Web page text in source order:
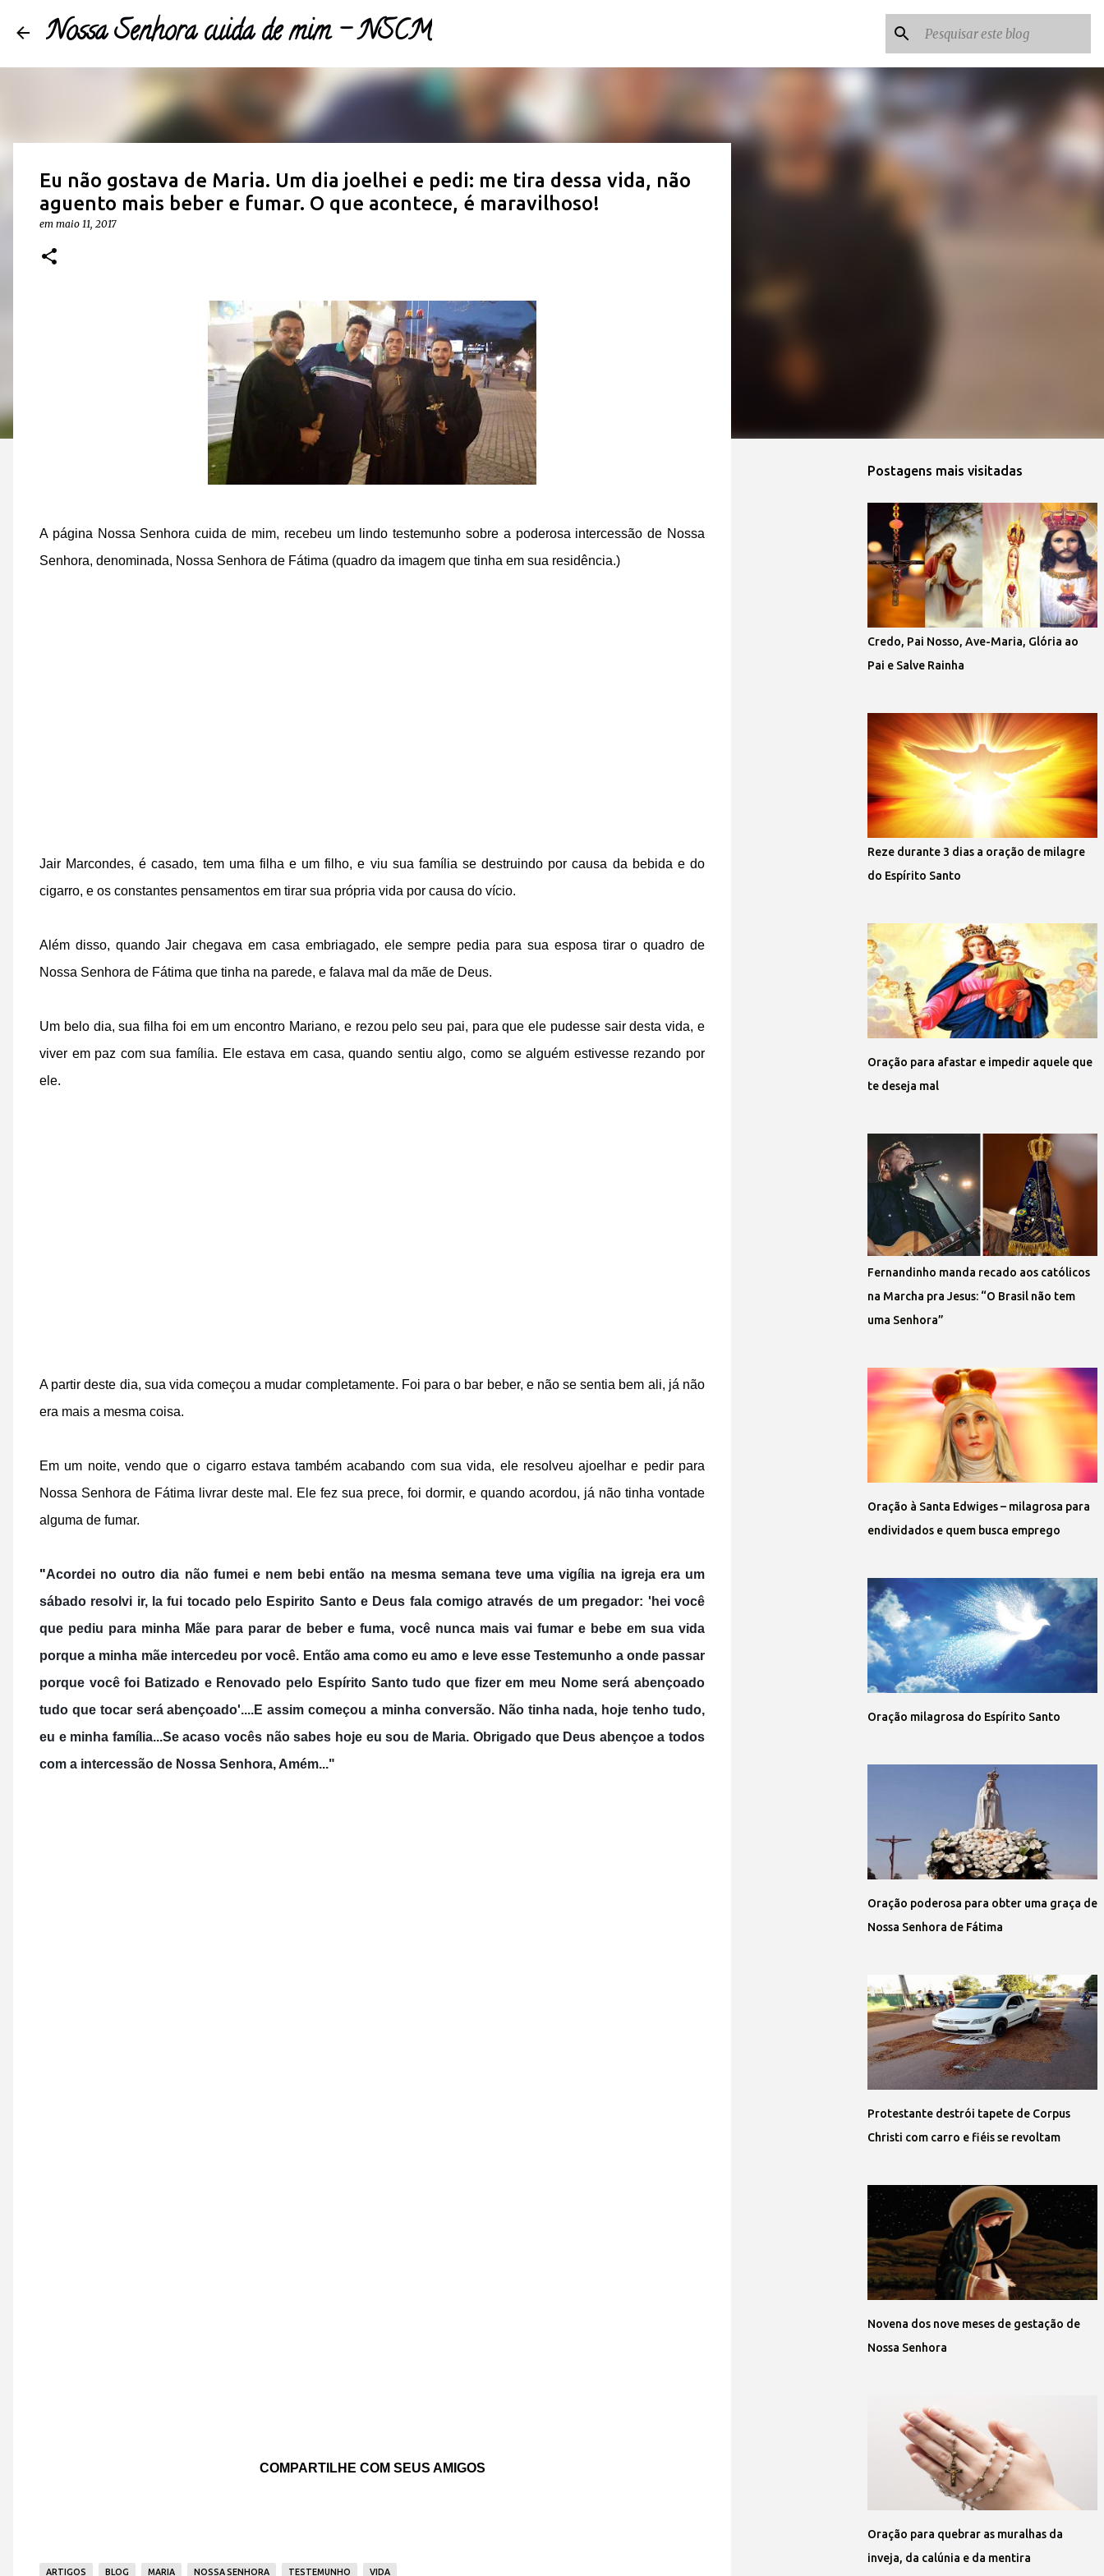
Nossa Senhora cuida de mim - NSCM
Eu não gostava de Maria. Um dia joelhei e pedi: me tira dessa vida, não
aguento mais beber e fumar. O que acontece, é maravilhoso!
em maio 11, 2017
A página Nossa Senhora cuida de mim, recebeu um lindo testemunho sobre a poderosa intercessão de Nossa
Senhora, denominada, Nossa Senhora de Fátima (quadro da imagem que tinha em sua residência.)
Jair Marcondes, é casado, tem uma filha e um filho, e viu sua família se destruindo por causa da bebida e do
cigarro, e os constantes pensamentos em tirar sua própria vida por causa do vício.
Além disso, quando Jair chegava em casa embriagado, ele sempre pedia para sua esposa tirar o quadro de
Nossa Senhora de Fátima que tinha na parede, e falava mal da mãe de Deus.
Um belo dia, sua filha foi em um encontro Mariano, e rezou pelo seu pai, para que ele pudesse sair desta vida, e
viver em paz com sua família. Ele estava em casa, quando sentiu algo, como se alguém estivesse rezando por
ele.
A partir deste dia, sua vida começou a mudar completamente. Foi para o bar beber, e não se sentia bem ali, já não
era mais a mesma coisa.
Em um noite, vendo que o cigarro estava também acabando com sua vida, ele resolveu ajoelhar e pedir para
Nossa Senhora de Fátima livrar deste mal. Ele fez sua prece, foi dormir, e quando acordou, já não tinha vontade
alguma de fumar.
"Acordei no outro dia não fumei e nem bebi então na mesma semana teve uma vigília na igreja era um
sábado resolvi ir, la fui tocado pelo Espirito Santo e Deus fala comigo através de um pregador: 'hei você
que pediu para minha Mãe para parar de beber e fuma, você nunca mais vai fumar e bebe em sua vida
porque a minha mãe intercedeu por você. Então ama como eu amo e leve esse Testemunho a onde passar
porque você foi Batizado e Renovado pelo Espírito Santo tudo que fizer em meu Nome será abençoado
tudo que tocar será abençoado'....E assim começou a minha conversão. Não tinha nada, hoje tenho tudo,
eu e minha família...Se acaso vocês não sabes hoje eu sou de Maria. Obrigado que Deus abençoe a todos
com a intercessão de Nossa Senhora, Amém..."
COMPARTILHE COM SEUS AMIGOS
ARTIGOS BLOG MARIA NOSSA SENHORA TESTEMUNHO VIDA
Postagens mais visitadas
Credo, Pai Nosso, Ave-Maria, Glória ao
Pai e Salve Rainha
Reze durante 3 dias a oração de milagre
do Espírito Santo
Oração para afastar e impedir aquele que
te deseja mal
Fernandinho manda recado aos católicos
na Marcha pra Jesus: “O Brasil não tem
uma Senhora”
Oração à Santa Edwiges – milagrosa para
endividados e quem busca emprego
Oração milagrosa do Espírito Santo
Oração poderosa para obter uma graça de
Nossa Senhora de Fátima
Protestante destrói tapete de Corpus
Christi com carro e fiéis se revoltam
Novena dos nove meses de gestação de
Nossa Senhora
Oração para quebrar as muralhas da
inveja, da calúnia e da mentira